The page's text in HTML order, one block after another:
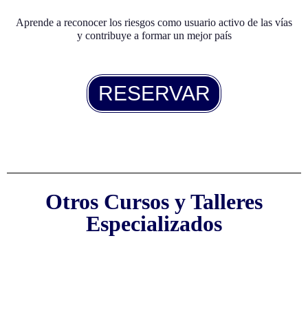
Aprende a reconocer los riesgos como usuario activo de las vías
y contribuye a formar un mejor país
RESERVAR
Otros Cursos y Talleres
Especializados